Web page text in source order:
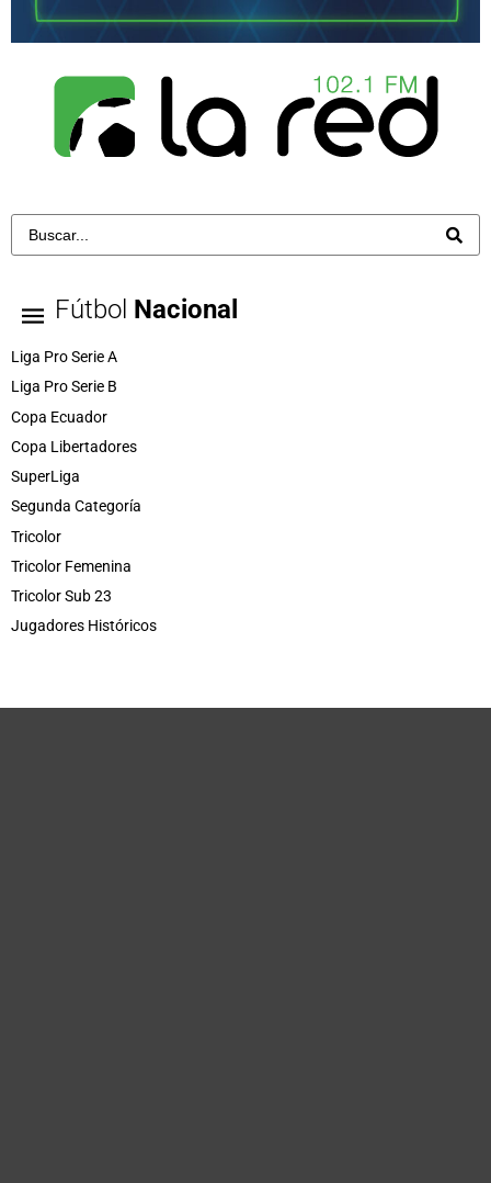
Fútbol Nacional
Liga Pro Serie A
Liga Pro Serie B
Copa Ecuador
Copa Libertadores
SuperLiga
Segunda Categoría
Tricolor
Tricolor Femenina
Tricolor Sub 23
Jugadores Históricos